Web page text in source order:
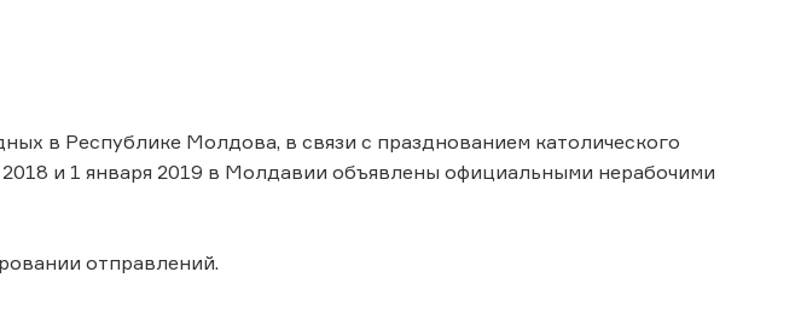
в Республике Молдова, в связи с празднованием католического
и 1 января 2019 в Молдавии объявлены официальными нерабочими
отправлений.